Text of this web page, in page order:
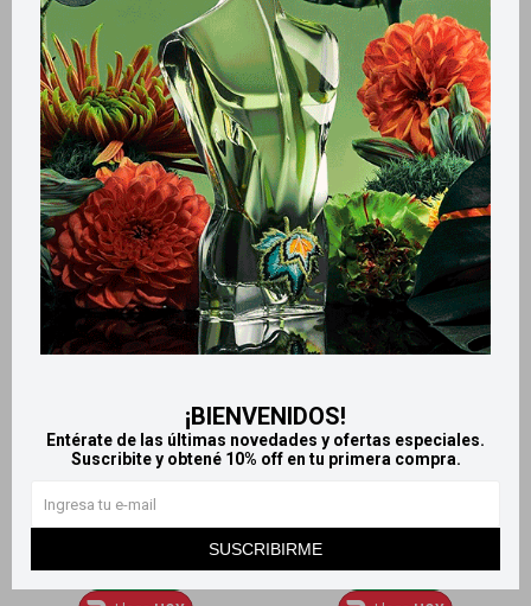
¡BIENVENIDOS!
Entérate de las últimas novedades y ofertas especiales.
Suscribite y obtené 10% off en tu primera compra.
SUSCRIBIRME
Retiros gratuitos en tiendas
CARACTERÍSTICAS
Zona de aplicación Cuerpo
Productos que te pueden interesar
LlegaHOY LlegaHOY